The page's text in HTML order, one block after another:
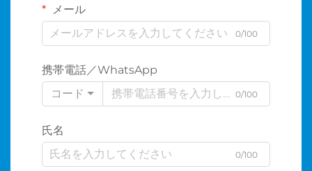
メール
0/100
携帯電話／WhatsApp
コード
0/100
氏名
0/100